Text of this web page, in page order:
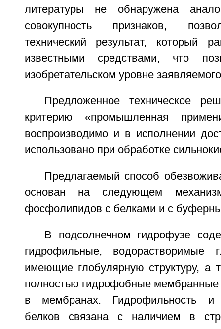
литературы не обнаружена
совокупность признаков,
технический результат, который
известными средствами, что
изобретательском уровне
Предложенное техническое
критерию «промышленная
воспроизводимо и в исполнении
использовано при обработке
Предлагаемый способ
основан на следующем
фосфолипидов с белками и с
В подсолнечном гидрофузе
гидрофильные, водорастворимые
имеющие глобулярную структуру, а
полностью гидрофобные
в мембранах. Гидрофильность и
белков связана с наличием в